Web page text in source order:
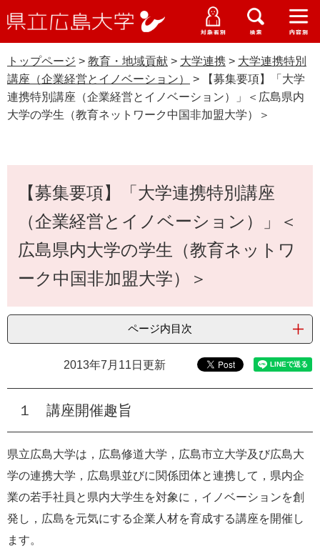
ー
ジ
先
頭
で
ニ
ュ
を
飛
ば
ニ
ュ
ー
ニ
ュ
ー
ニ
ュ
ー
立
大
学
受験生の皆さま
在学生の皆さま
研究者の皆さま
教職員の皆さま
受験生特設サイト
WEB版大学案内
資料請求
Languages
English
中文簡体 中文繁体 한국어 日本語
g
l
ム
大学概要
学部・大学院・専攻科
研究・地域連携・国際交流
入試情報
トップページ > 教育・地域貢献 > 大学連携 > 大学連携特別
講座（企業経営とイノベーション）
>
【募集要項】「大学
連携特別講座（企業経営とイノベーション）」＜広島県内
大学の学生（教育ネットワーク中国非加盟大学）＞
【募集要項】「大学連携特別講座
（企業経営とイノベーション）」＜
広島県内大学の学生（教育ネットワ
ーク中国非加盟大学）＞
ページ内目次
2013年7月11日更新
１ 講座開催趣旨
県立広島大学は，広島修道大学，広島市立大学及び広島大
学の連携大学，広島県並びに関係団体と連携して，県内企
業の若手社員と県内大学生を対象に，イノベーションを創
発し，広島を元気にする企業人材を育成する講座を開催し
ます。